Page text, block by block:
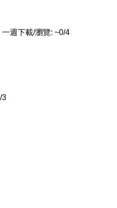
一週下載/瀏覽: ~0/4
3